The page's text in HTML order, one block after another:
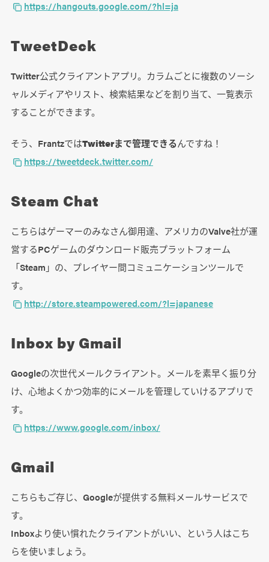
https://hangouts.google.com/?hl=ja
TweetDeck
Twitter公式クライアントアプリ。カラムごとに複数のソーシ
ャルメディアやリスト、検索結果などを割り当て、一覧表示
することができます。
そう、FrantzではTwitterまで管理できるんですね！
https://tweetdeck.twitter.com/
Steam Chat
こちらはゲーマーのみなさん御用達、アメリカのValve社が運
営するPCゲームのダウンロード販売プラットフォーム
「Steam」の、プレイヤー間コミュニケーションツールで
す。
http://store.steampowered.com/?l=japanese
Inbox by Gmail
Googleの次世代メールクライアント。メールを素早く振り分
け、心地よくかつ効率的にメールを管理していけるアプリで
す。
https://www.google.com/inbox/
Gmail
こちらもご存じ、Googleが提供する無料メールサービスで
す。
Inboxより使い慣れたクライアントがいい、という人はこち
らを使いましょう。